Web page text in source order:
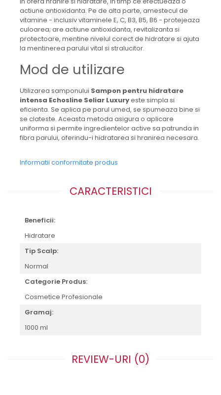
actiune antioxidanta. Pe de alta parte, amestecul de
vitamine - inclusiv vitaminele E, C, B3, B5, B6 - protejeaza
culoarea; are actiune antioxidanta, revitalizanta si
protectoare, mentine nivelul corect de hidratare si ajuta
la mentinerea parului vital si stralucitor.
Mod de utilizare
Utilizarea samponului Sampon pentru hidratare
intensa Echosline Seliar Luxuryeste simpla si
eficienta. Se aplica pe parul umed, se spumeaza bine si
se clateste. Aceasta metoda asigura o aplicare
uniforma si permite ingredientelor active sa patrunda in
fibra parului, oferindu-i hidratarea si hranirea necesara.
Informatii conformitate produs
CARACTERISTICI
Beneficii:
Hidratare
Tip Scalp:
Normal
Categorie Produs:
Cosmetice Profesionale
Gramaj:
1000 ml
REVIEW-URI (0)